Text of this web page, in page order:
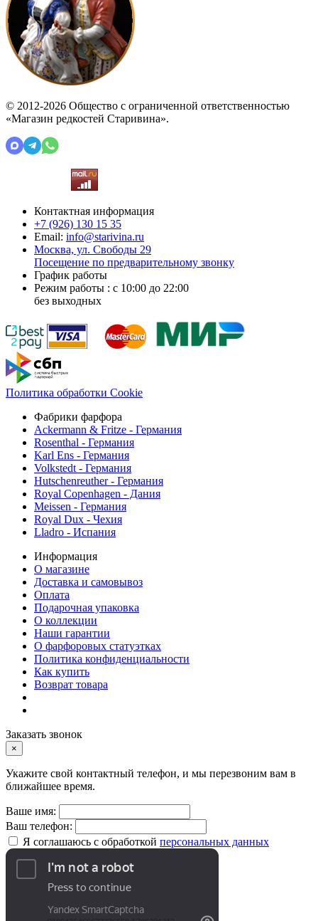
© 2012-2026 Общество с ограниченной ответственностью
«Магазин редкостей Старивина».
Контактная информация
+7 (926) 130 15 35
Email: info@starivina.ru
Москва, ул. Свободы 29
Посещение по предварительному звонку
График работы
Режим работы : с 10:00 до 22:00
без выходных
Политика обработки Cookie
Фабрики фарфора
Ackermann & Fritze - Германия
Rosenthal - Германия
Karl Ens - Германия
Volkstedt - Германия
Hutschenreuther - Германия
Royal Copenhagen - Дания
Meissen - Германия
Royal Dux - Чехия
Lladro - Испания
Информация
О магазине
Доставка и самовывоз
Оплата
Подарочная упаковка
О коллекции
Наши гарантии
О фарфоровых статуэтках
Политика конфиденциальности
Как купить
Возврат товара
Заказать звонок
×
Укажите свой контактный телефон, и мы перезвоним вам в
ближайшее время.
Ваше имя:
Ваш телефон:
Я соглашаюсь с обработкой персональных данных